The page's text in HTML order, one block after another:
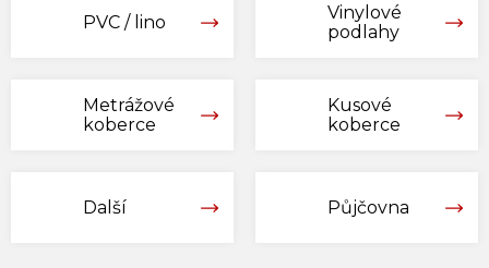
PVC / lino
Vinylové
podlahy
Metrážové
koberce
Kusové
koberce
Další Půjčovna